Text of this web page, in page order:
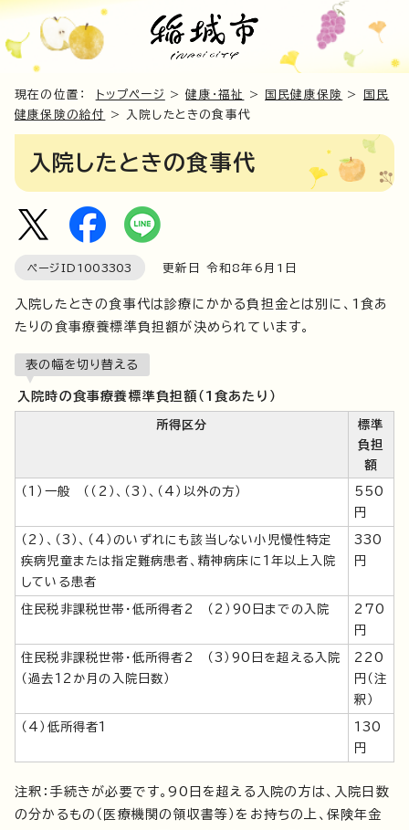
現在の位置： トップページ >健康・福祉 > 国民健康保険 >
国民
健康保険の給付
> 入院したときの食事代
入院したときの食事代
ページID 1003303 更新日 令和8年6月1日
入院したときの食事代は診療にかかる負担金とは別に、1食あ
たりの食事療養標準負担額が決められています。
表の幅を切り替える
入院時の食事療養標準負担額（1食あたり）
所得区分
標準
負担
額
（1）一般 （（2）、（3）、（4）以外の方）
550
円
（2）、（3）、（4）のいずれにも該当しない小児慢性特定
疾病児童または指定難病患者、精神病床に1年以上入院
している患者
330
円
住民税非課税世帯・低所得者2 （2）90日までの入院
270
円
住民税非課税世帯・低所得者2 （3）90日を超える入院
（過去12か月の入院日数）
220
円（注
釈）
（4）低所得者1
130
円
注釈：手続きが必要です。90日を超える入院の方は、入院日数
の分かるもの（医療機関の領収書等）をお持ちの上、保険年金